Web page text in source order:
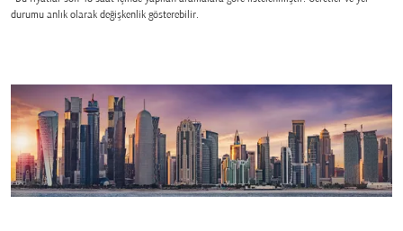
durumu anlık olarak değişkenlik gösterebilir.